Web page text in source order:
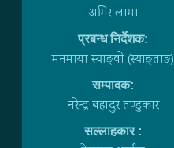
अमिर लामा
प्रबन्ध निर्देशक:
मनमाया स्याङ्वाे (स्याङ्ताङ)
सम्पादक:
नरेन्द्र बहादुर तण्डुकार
सल्लाहकार :